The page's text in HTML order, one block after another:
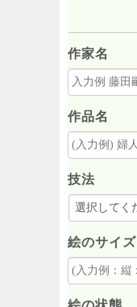
作家名
作品名
技法
絵のサイズ